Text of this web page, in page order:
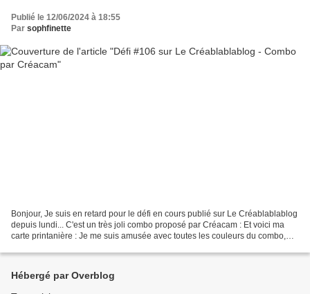
Publié le 12/06/2024 à 18:55
Par sophfinette
Bonjour, Je suis en retard pour le défi en cours publié sur Le Créablablablog
depuis lundi... C'est un très joli combo proposé par Créacam : Et voici ma
carte printanière : Je me suis amusée avec toutes les couleurs du combo,
Hébergé par Overblog